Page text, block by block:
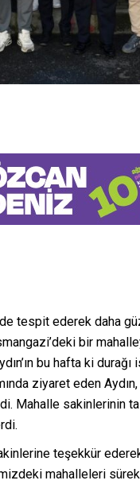
tespit ederek daha
bir
bu hafta ki
ziyaret eden
Mahalle sakinlerinin
teşekkür
mahalleleri